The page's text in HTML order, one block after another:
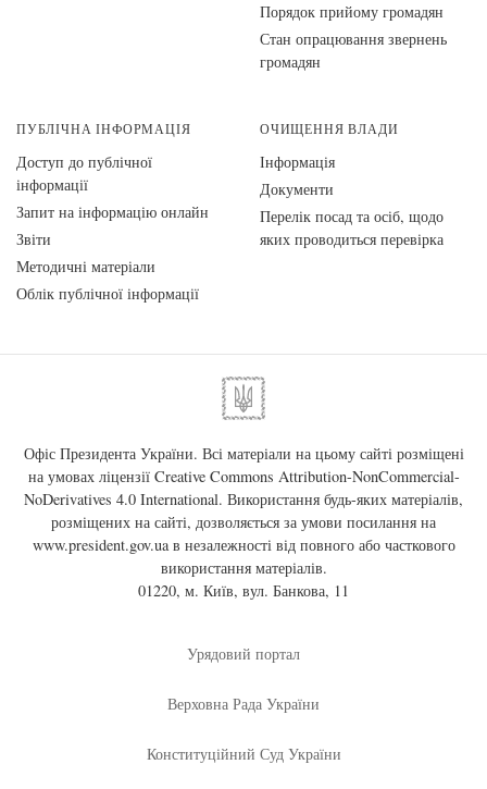
Порядок прийому громадян
Стан опрацювання звернень
громадян
ПУБЛІЧНА ІНФОРМАЦІЯ
Доступ до публічної
інформації
Запит на інформацію онлайн
Звіти
Методичні матеріали
Облік публічної інформації
ОЧИЩЕННЯ ВЛАДИ
Інформація
Документи
Перелік посад та осіб, щодо
яких проводиться перевірка
Офіс Президента України. Всі матеріали на цьому сайті розміщені
на умовах ліцензії Creative Commons Attribution-NonCommercial-
NoDerivatives 4.0 International. Використання будь-яких матеріалів,
розміщених на сайті, дозволяється за умови посилання на
www.president.gov.uaв незалежності від повного або часткового
використання матеріалів.
01220, м. Київ, вул. Банкова, 11
Урядовий портал
Верховна Рада України
Конституційний Суд України